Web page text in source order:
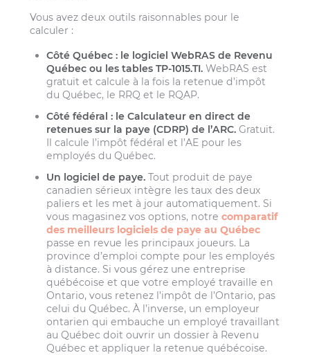
Vous avez deux outils raisonnables pour le
calculer :
Côté Québec : le logiciel WebRAS de Revenu
Québec ou les tables TP-1015.TI. WebRAS est
gratuit et calcule à la fois la retenue d’impôt
du Québec, le RRQ et le RQAP.
Côté fédéral : le Calculateur en direct de
retenues sur la paye (CDRP) de l’ARC. Gratuit.
Il calcule l’impôt fédéral et l’AE pour les
employés du Québec.
Un logiciel de paye. Tout produit de paye
canadien sérieux intègre les taux des deux
paliers et les met à jour automatiquement. Si
vous magasinez vos options, notrecomparatif
des meilleurs logiciels de paye au Québec
passe en revue les principaux joueurs. La
province d’emploi compte pour les employés
à distance. Si vous gérez une entreprise
québécoise et que votre employé travaille en
Ontario, vous retenez l’impôt de l’Ontario, pas
celui du Québec. À l’inverse, un employeur
ontarien qui embauche un employé travaillant
au Québec doit ouvrir un dossier à Revenu
Québec et appliquer la retenue québécoise.